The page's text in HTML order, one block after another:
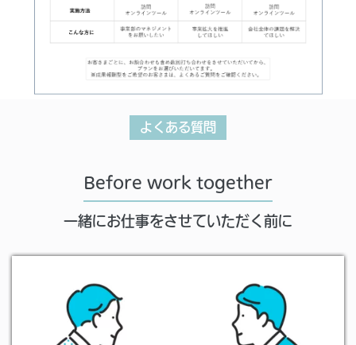
よくある質問
Before work together
一緒にお仕事をさせていただく前に